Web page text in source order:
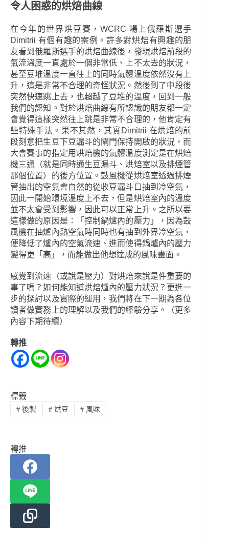
令人困惑的烘焙曲線
在今年的世界烘豆賽，WCRC 場上俄羅斯選手
Dimitrii 有個有趣的案例。許多對烘焙有興趣的朋
友看到俄羅斯選手的烘焙曲線後，發現烘焙前段的
氣流溫度一直處於一個非常低、上不太去的狀況，
甚至豆堆溫度一直往上的同時氣體溫度依然沒有上
升，這是非常不合理的奇怪狀況。然後到了中段後
突然快速跳上去，也超越了豆堆的溫度，回到一般
我們的認知。對於烘焙曲線有所認識的朋友都一定
會覺得這樣突然往上跳是非常不合理的，他肯定有
些特殊手法。果不其然，其實Dimitrii 在烘焙的前
段刻意把生豆下豆漏斗的閘門保持開啟的狀況，而
大會賽事的指定用烘焙機的氣體溫度測定是在烘焙
機三通（就是同時通生豆漏斗、烘焙室以及排煙管
那個位置）的後方位置。鼓風機從烘焙室透過排煙
管抽出的空氣會自然的從收豆漏斗口抽到冷空氣，
因此一開始環境溫度上不去，但是烘焙室內的溫度
並不太會受到影響，因此可以正常上升。之所以要
這樣做的原因是：「控制鍋爐內的壓力」，因為鼓
風機在抽爐內熱空氣時同時也有抽到外界冷空氣，
便降低了爐內的空氣流速、進而使得鍋爐內的壓力
變得更「高」，而能做出他想達成的風味畫面。
感覺到流速（或說是壓力）對烘焙來說是件重要的
事了嗎？如何能知道烘焙爐內的壓力狀況？更進一
步的探討以及實際的運用，我們將在下一期為各位
讀者做實務上的理解以及我們的經驗分享。（更多
內容下期待續）
轉推
標籤
#後製 #烘豆 # 風味
轉推